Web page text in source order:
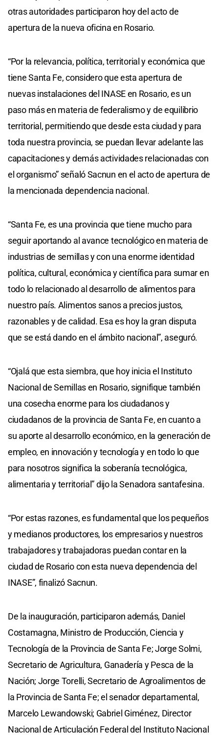
otras autoridades participaron hoy del acto de
apertura de la nueva oficina en Rosario.
“Por la relevancia, política, territorial y económica que
tiene Santa Fe, considero que esta apertura de
nuevas instalaciones del INASE en Rosario, es un
paso más en materia de federalismo y de equilibrio
territorial, permitiendo que desde esta ciudad y para
toda nuestra provincia, se puedan llevar adelante las
capacitaciones y demás actividades relacionadas con
el organismo” señaló Sacnun en el acto de apertura de
la mencionada dependencia nacional.
“Santa Fe, es una provincia que tiene mucho para
seguir aportando al avance tecnológico en materia de
industrias de semillas y con una enorme identidad
política, cultural, económica y científica para sumar en
todo lo relacionado al desarrollo de alimentos para
nuestro país. Alimentos sanos a precios justos,
razonables y de calidad. Esa es hoy la gran disputa
que se está dando en el ámbito nacional”, aseguró.
“Ojalá que esta siembra, que hoy inicia el Instituto
Nacional de Semillas en Rosario, signifique también
una cosecha enorme para los ciudadanos y
ciudadanos de la provincia de Santa Fe, en cuanto a
su aporte al desarrollo económico, en la generación de
empleo, en innovación y tecnología y en todo lo que
para nosotros significa la soberanía tecnológica,
alimentaria y territorial” dijo la Senadora santafesina.
“Por estas razones, es fundamental que los pequeños
y medianos productores, los empresarios y nuestros
trabajadores y trabajadoras puedan contar en la
ciudad de Rosario con esta nueva dependencia del
INASE”, finalizó Sacnun.
De la inauguración, participaron además, Daniel
Costamagna, Ministro de Producción, Ciencia y
Tecnología de la Provincia de Santa Fe; Jorge Solmi,
Secretario de Agricultura, Ganadería y Pesca de la
Nación; Jorge Torelli, Secretario de Agroalimentos de
la Provincia de Santa Fe; el senador departamental,
Marcelo Lewandowski; Gabriel Giménez, Director
Nacional de Articulación Federal del Instituto Nacional